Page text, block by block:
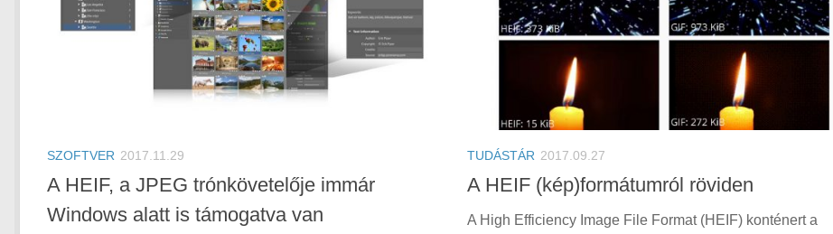
SZOFTVER 2017.11.29
A HEIF, a JPEG trónkövetelője immár
Windows alatt is támogatva van
TUDÁSTÁR 2017.09.27
A HEIF (kép)formátumról röviden
A High Efficiency Image File Format (HEIF) konténert a